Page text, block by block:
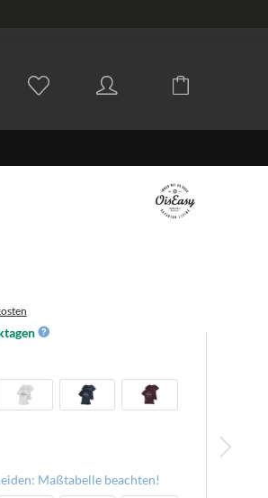
Maßtabelle beachten!